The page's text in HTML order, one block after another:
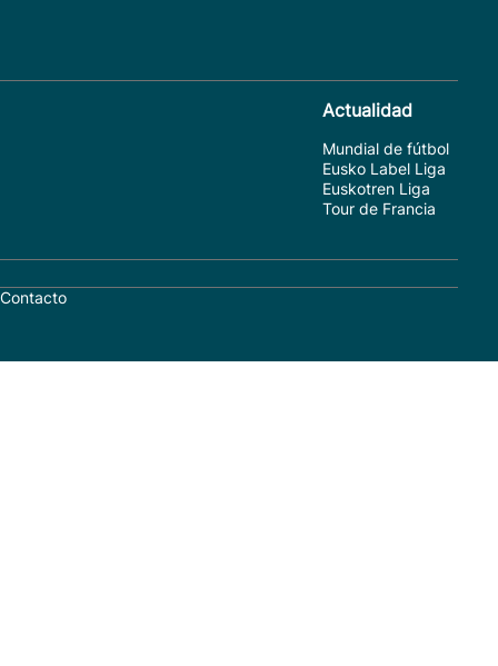
Actualidad
Mundial de fútbol
Eusko Label Liga
Euskotren Liga
Tour de Francia
Contacto